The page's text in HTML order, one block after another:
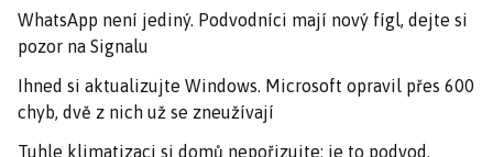
WhatsApp není jediný. Podvodníci mají nový fígl, dejte si
pozor na Signalu
Ihned si aktualizujte Windows. Microsoft opravil přes 600
chyb, dvě z nich už se zneužívají
Tuhle klimatizaci si domů nepořizujte: je to podvod,